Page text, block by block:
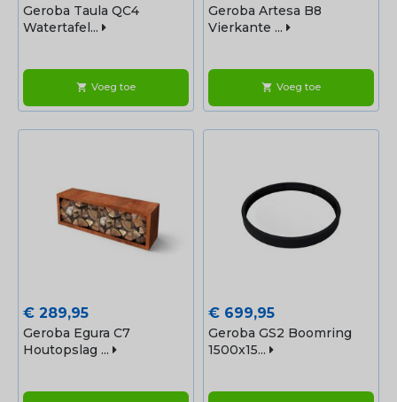
Geroba Taula QC4
Watertafel...
shopping_cart Voeg toe
Geroba Artesa B8
Vierkante ...
shopping_cart Voeg toe
Prijs
€ 289,95
Geroba Egura C7
Houtopslag ...
Prijs
€ 699,95
Geroba GS2 Boomring
1500x15...